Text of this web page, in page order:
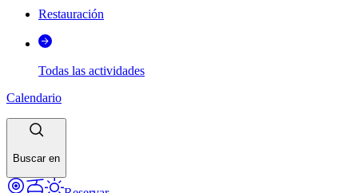
Restauración
Todas las actividades
Calendario
Buscar en